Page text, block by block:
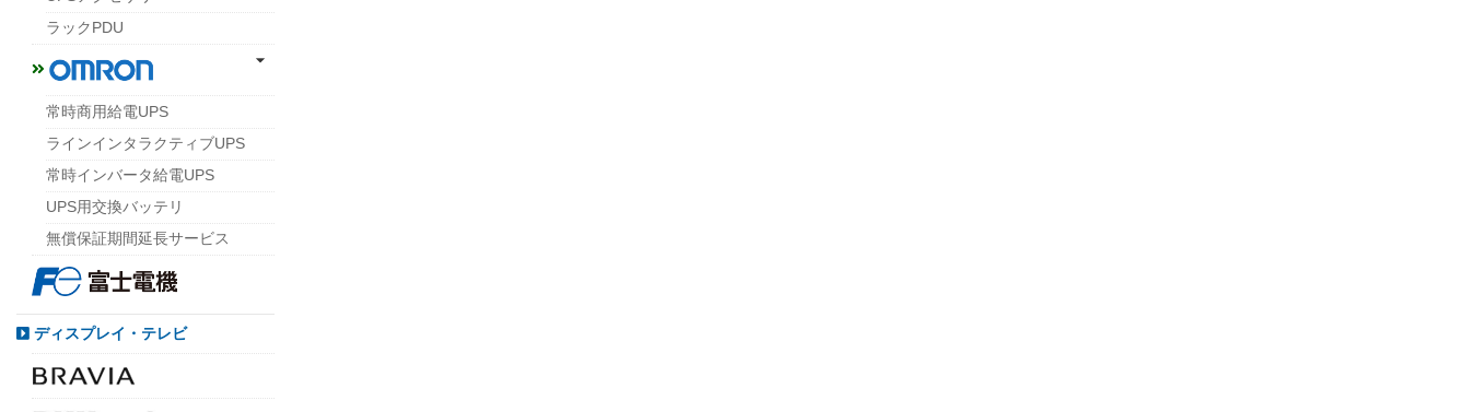
ラックPDU
常時商用給電UPS
ラインインタラクティブUPS
常時インバータ給電UPS
UPS用交換バッテリ
無償保証期間延長サービス
ディスプレイ・テレビ